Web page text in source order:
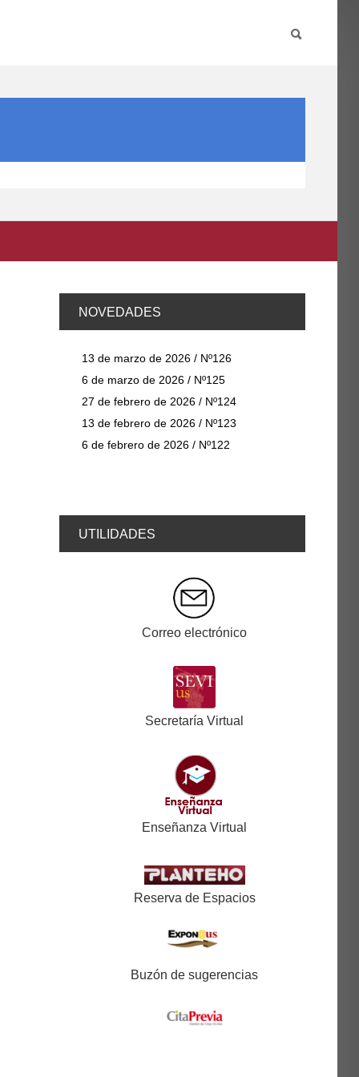
NOVEDADES
13 de marzo de 2026 / Nº126
6 de marzo de 2026 / Nº125
27 de febrero de 2026 / Nº124
13 de febrero de 2026 / Nº123
6 de febrero de 2026 / Nº122
UTILIDADES
Correo electrónico
Secretaría Virtual
Enseñanza Virtual
Reserva de Espacios
Buzón de sugerencias